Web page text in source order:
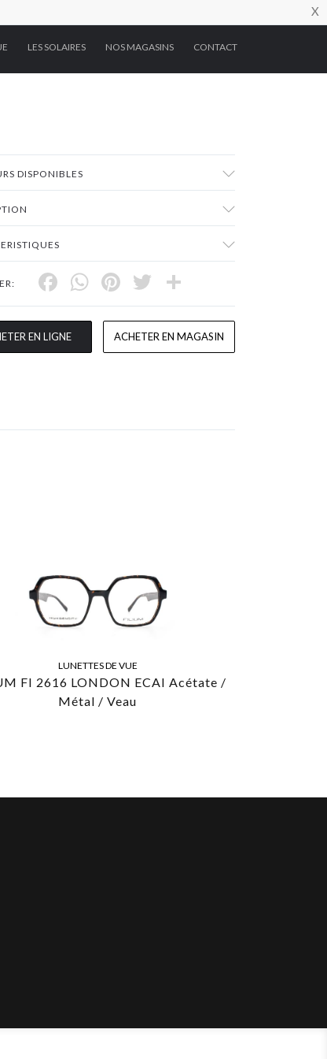
X
LES SOLAIRES NOS MAGASINS CONTACT
DISPONIBLES
Facebook
WhatsApp
Pinterest
Twitter
EN LIGNE ACHETER EN MAGASIN
LUNETTES DE VUE
FI 2616 LONDON ECAI Acétate /
Métal / Veau